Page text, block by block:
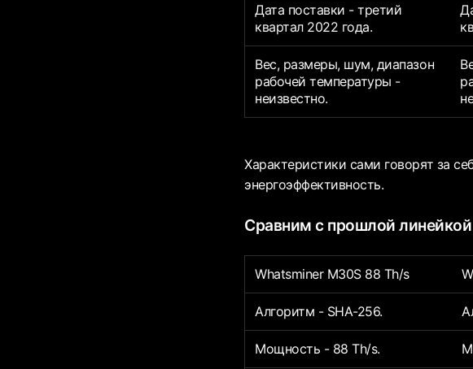
Дата поставки - третий
квартал 2022 года.
Вес, размеры, шум, диапазон
рабочей температуры -
неизвестно.
Характеристики сами говорят за
энергоэффективность.
Сравним с прошлой
Whatsminer M30S 88 Th/s
Алгоритм - SHA-256.
Мощность - 88 Th/s.